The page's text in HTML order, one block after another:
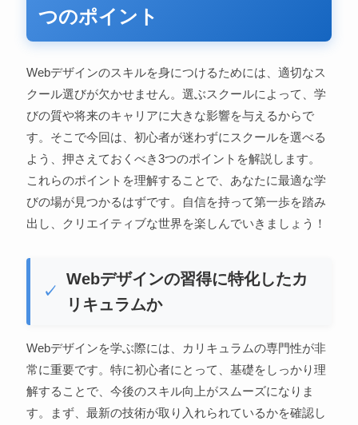
つのポイント
Webデザインのスキルを身につけるためには、適切なス
クール選びが欠かせません。選ぶスクールによって、学
びの質や将来のキャリアに大きな影響を与えるからで
す。そこで今回は、初心者が迷わずにスクールを選べる
よう、押さえておくべき3つのポイントを解説します。
これらのポイントを理解することで、あなたに最適な学
びの場が見つかるはずです。自信を持って第一歩を踏み
出し、クリエイティブな世界を楽しんでいきましょう！
Webデザインの習得に特化したカ
リキュラムか
Webデザインを学ぶ際には、カリキュラムの専門性が非
常に重要です。特に初心者にとって、基礎をしっかり理
解することで、今後のスキル向上がスムーズになりま
す。まず、最新の技術が取り入れられているかを確認し